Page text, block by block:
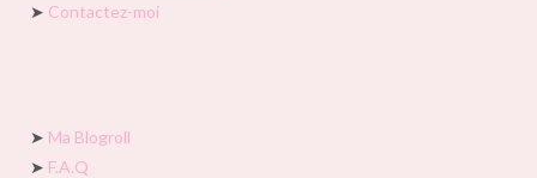
➤ Contactez-moi
➤ Ma Blogroll
➤ F.A.Q